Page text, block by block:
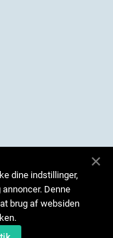
dine indstillinger,
Denne
brug af websiden